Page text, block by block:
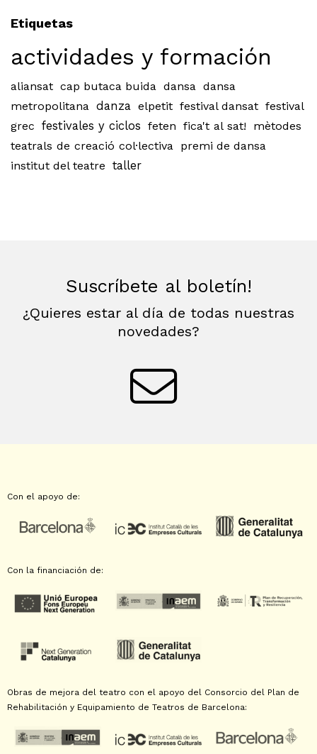
Etiquetas
actividades y formación
aliansat cap butaca buida dansa dansa
metropolitana danza elpetit festival dansat festival
grec festivales y ciclos feten fica't al sat!
mètodes
teatrals de creació col·lectiva premi de dansa
institut del teatre taller
Suscríbete al boletín!
¿Quieres estar al día de todas nuestras
novedades?
Con el apoyo de:
Con la financiación de:
Obras de mejora del teatro con el apoyo del Consorcio del Plan de
Rehabilitación y Equipamiento de Teatros de Barcelona: